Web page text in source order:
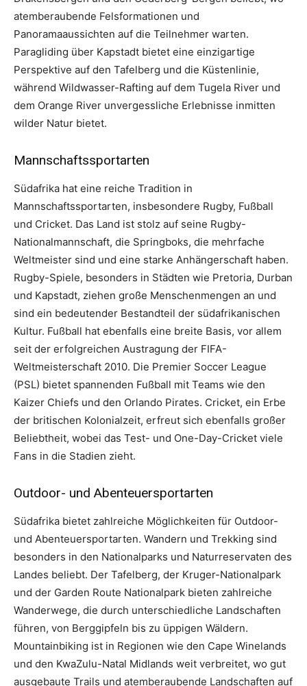
atemberaubende Felsformationen und
Panoramaaussichten auf die Teilnehmer warten.
Paragliding über Kapstadt bietet eine einzigartige
Perspektive auf den Tafelberg und die Küstenlinie,
während Wildwasser-Rafting auf dem Tugela River und
dem Orange River unvergessliche Erlebnisse inmitten
wilder Natur bietet.
Mannschaftssportarten
Südafrika hat eine reiche Tradition in
Mannschaftssportarten, insbesondere Rugby, Fußball
und Cricket. Das Land ist stolz auf seine Rugby-
Nationalmannschaft, die Springboks, die mehrfache
Weltmeister sind und eine starke Anhängerschaft haben.
Rugby-Spiele, besonders in Städten wie Pretoria, Durban
und Kapstadt, ziehen große Menschenmengen an und
sind ein bedeutender Bestandteil der südafrikanischen
Kultur. Fußball hat ebenfalls eine breite Basis, vor allem
seit der erfolgreichen Austragung der FIFA-
Weltmeisterschaft 2010. Die Premier Soccer League
(PSL) bietet spannenden Fußball mit Teams wie den
Kaizer Chiefs und den Orlando Pirates. Cricket, ein Erbe
der britischen Kolonialzeit, erfreut sich ebenfalls großer
Beliebtheit, wobei das Test- und One-Day-Cricket viele
Fans in die Stadien zieht.
Outdoor- und Abenteuersportarten
Südafrika bietet zahlreiche Möglichkeiten für Outdoor-
und Abenteuersportarten. Wandern und Trekking sind
besonders in den Nationalparks und Naturreservaten des
Landes beliebt. Der Tafelberg, der Kruger-Nationalpark
und der Garden Route Nationalpark bieten zahlreiche
Wanderwege, die durch unterschiedliche Landschaften
führen, von Berggipfeln bis zu üppigen Wäldern.
Mountainbiking ist in Regionen wie den Cape Winelands
und den KwaZulu-Natal Midlands weit verbreitet, wo gut
ausgebaute Trails und atemberaubende Landschaften auf